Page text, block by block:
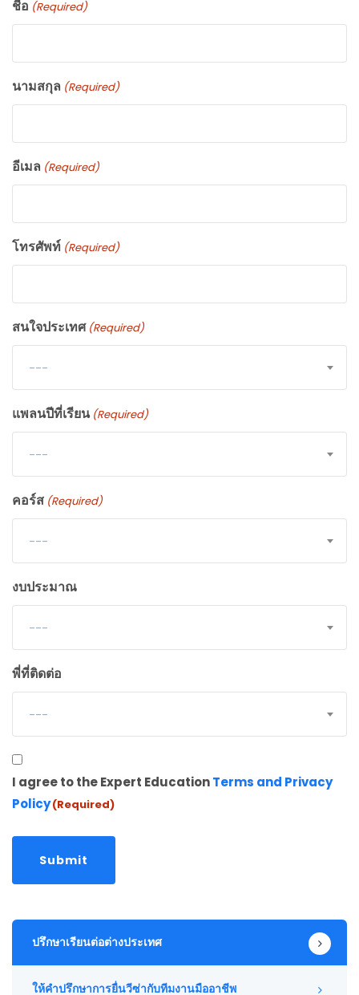
ชื่อ (Required)
นามสกุล (Required)
อีเมล (Required)
โทรศัพท์ (Required)
สนใจประเทศ (Required)
---
แพลนปีที่เรียน (Required)
---
คอร์ส (Required)
---
งบประมาณ
---
พี่ที่ติดต่อ
---
Consent
(Required)
I agree to the Expert EducationTerms and Privacy
Policy(Required)
ปรึกษาเรียนต่อต่างประเทศ
ให้คำปรึกษาการยื่นวีซ่ากับทีมงานมืออาชีพ